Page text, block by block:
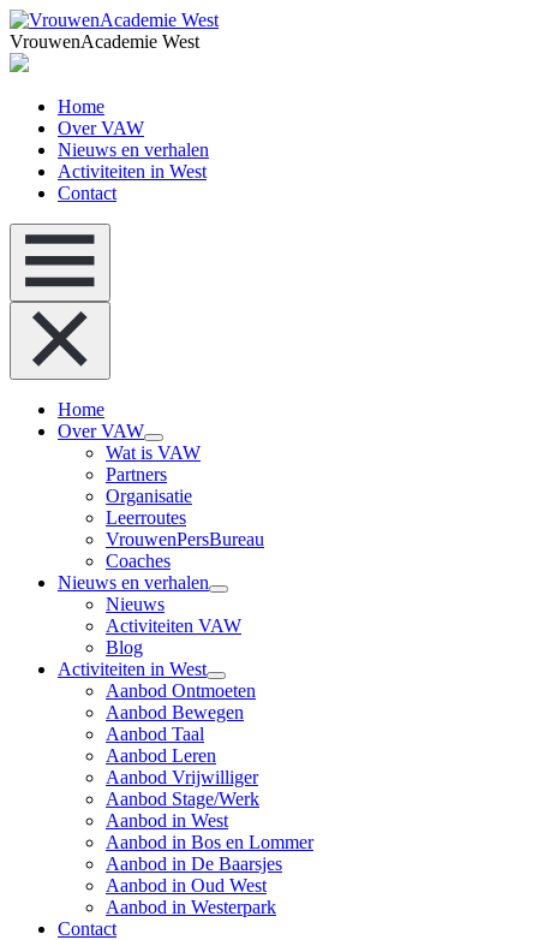
VrouwenAcademie West
Home
Over VAW
Nieuws en verhalen
Activiteiten in West
Contact
Home
Over VAW
Wat is VAW
Partners
Organisatie
Leerroutes
VrouwenPersBureau
Coaches
Nieuws en verhalen
Nieuws
Activiteiten VAW
Blog
Activiteiten in West
Aanbod Ontmoeten
Aanbod Bewegen
Aanbod Taal
Aanbod Leren
Aanbod Vrijwilliger
Aanbod Stage/Werk
Aanbod in West
Aanbod in Bos en Lommer
Aanbod in De Baarsjes
Aanbod in Oud West
Aanbod in Westerpark
Contact